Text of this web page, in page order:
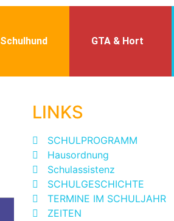
Schulhund GTA & Hort
LINKS
SCHULPROGRAMM
Hausordnung
Schulassistenz
SCHULGESCHICHTE
TERMINE IM SCHULJAHR
ZEITEN